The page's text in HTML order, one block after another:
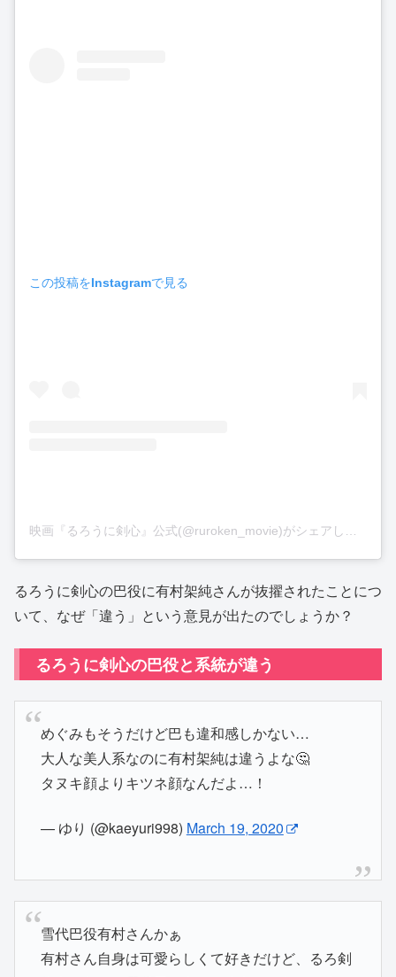
この投稿をInstagramで見る
るろうに剣心の巴役に有村架純さんが抜擢されたことにつ
いて、なぜ「違う」という意見が出たのでしょうか？
るろうに剣心の巴役と系統が違う
めぐみもそうだけど巴も違和感しかない…
大人な美人系なのに有村架純は違うよな🤔
タヌキ顔よりキツネ顔なんだよ…！
— ゆり (@kaeyuri998) March 19, 2020
雪代巴役有村さんかぁ
有村さん自身は可愛らしくて好きだけど、るろ剣